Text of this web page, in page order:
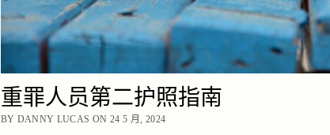
重罪人员第二护照指南
BY DANNY LUCAS ON 24 5 月, 2024